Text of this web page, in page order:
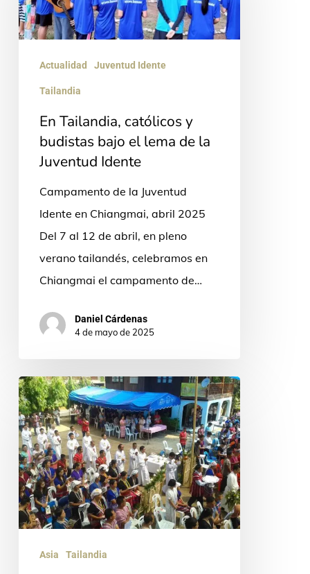
y
budistas
Juventud
Idente
Actualidad Juventud Idente
Tailandia
En Tailandia, católicos y
budistas bajo el lema de la
Juventud Idente
Campamento de la Juventud
Idente en Chiangmai, abril 2025
Del 7 al 12 de abril, en pleno
verano tailandés, celebramos en
Chiangmai el campamento de…
Daniel Cárdenas
4 de mayo de 2025
Ordenación
de
un
nuevo
sacerdote
reúne
a
Asia Tailandia